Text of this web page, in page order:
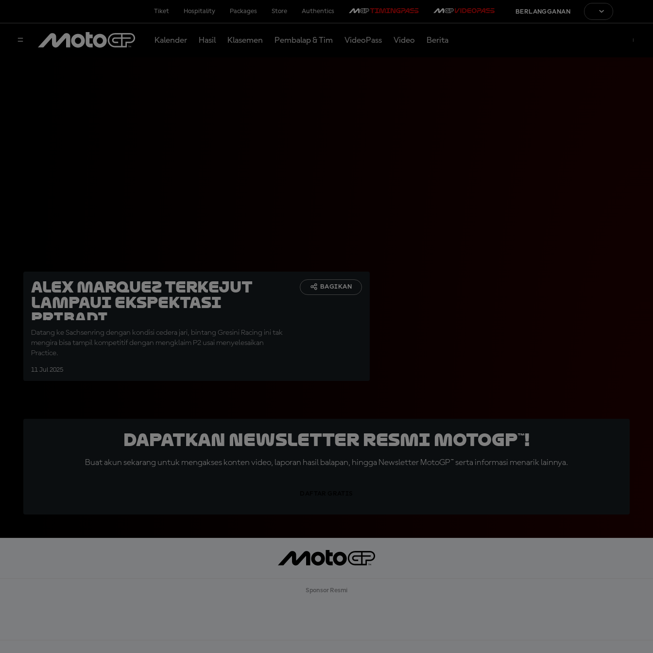
Tiket Hospitality Packages Store Authentics BERLANGGANAN
Kalender Hasil Klasemen Pembalap & Tim VideoPass Video Berita
Alex Marquez Terkejut
Lampaui Ekspektasi
Pribadi
Datang ke Sachsenring dengan kondisi cedera jari, bintang Gresini Racing ini tak
mengira bisa tampil kompetitif dengan mengklaim P2 usai menyelesaikan
Practice.
11 Jul 2025
BAGIKAN
Dapatkan Newsletter Resmi MotoGP™!
Buat akun sekarang untuk mengakses konten video, laporan hasil balapan, hingga Newsletter MotoGP™ serta informasi menarik lainnya.
Sponsor Resmi